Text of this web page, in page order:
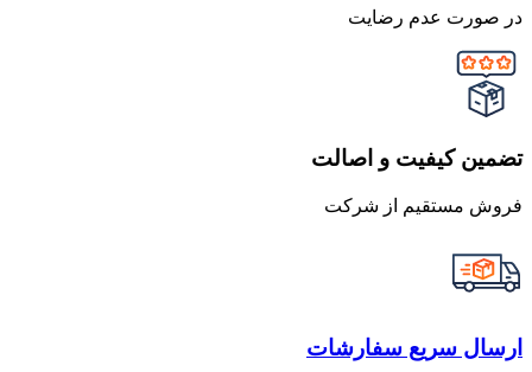
در صورت عدم رضایت
تضمین کیفیت و اصالت
فروش مستقیم از شرکت
ارسال سریع سفارشات